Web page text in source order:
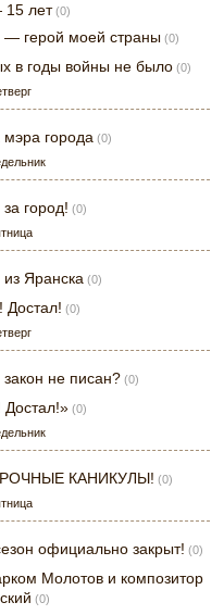
15 лет (0)
— герой моей страны (0)
в годы войны не было (0)
мэра города (0)
город! (0)
Яранска (0)
Достал! (0)
не писан? (0)
Достал!» (0)
КАНИКУЛЫ! (0)
официально закрыт! (0)
Молотов и композитор
(0)